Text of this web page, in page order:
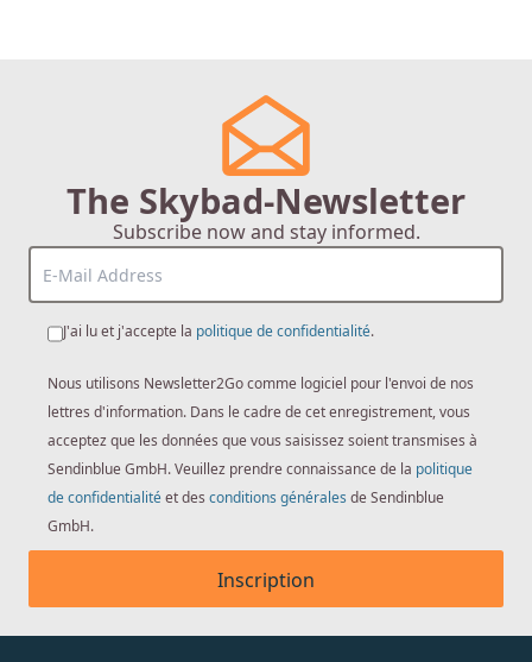
The Skybad-Newsletter
Subscribe now and stay informed.
J'ai lu et j'accepte la politique de confidentialité.
Nous utilisons Newsletter2Go comme logiciel pour l'envoi de nos
lettres d'information. Dans le cadre de cet enregistrement, vous
acceptez que les données que vous saisissez soient transmises à
Sendinblue GmbH. Veuillez prendre connaissance de la politique
de confidentialitéet des conditions générales de Sendinblue
GmbH.
Inscription